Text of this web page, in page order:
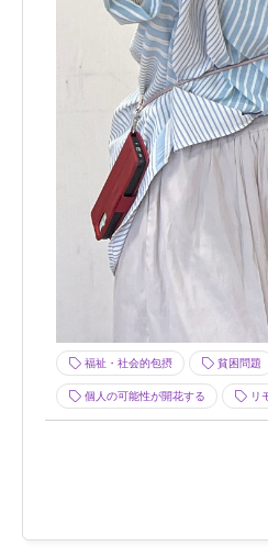
福祉・社会的包摂 貧困問題
個人の可能性が開花する リ